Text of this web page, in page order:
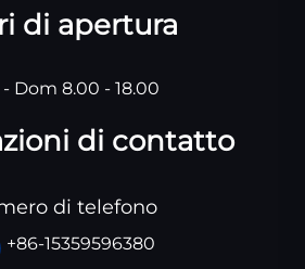
di apertura
Dom 8.00 - 18.00
di contatto
di telefono
+86-15359596380